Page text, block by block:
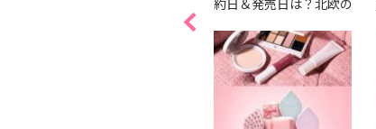
め」なクリスマスコフレ
のオードトワレ＆ハンド
クリームはプレゼントに
もおすすめ！